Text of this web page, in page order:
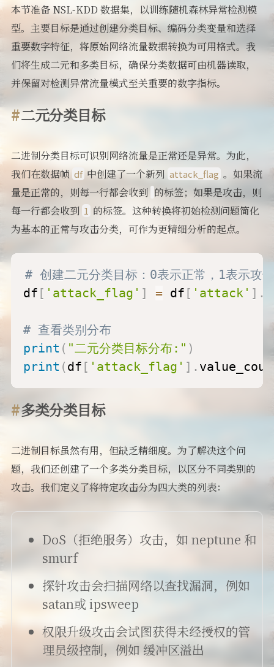
本节准备 NSL-KDD 数据集，以训练随机森林异常检测模
型。主要目标是通过创建分类目标、编码分类变量和选择
重要数字特征，将原始网络流量数据转换为可用格式。我
们将生成二元和多类目标，确保分类数据可由机器读取，
并保留对检测异常流量模式至关重要的数字指标。
二元分类目标
二进制分类目标可识别网络流量是正常还是异常。为此，
我们在数据帧df中创建了一个新列 attack_flag 。如果流
量是正常的，则每一行都会收到 的标签；如果是攻击，则
每一行都会收到 1 的标签。这种转换将初始检测问题简化
为基本的正常与攻击分类，可作为更精细分析的起点。
# 创建二元分类目标：0表示正常，1表示攻击
df [ 'attack_flag' ] = df [ 'attack' ] .
# 查看类别分布
print ( "二元分类目标分布:" )
print (df [ 'attack_flag' ] .
多类分类目标
二进制目标虽然有用，但缺乏精细度。为了解决这个问
题，我们还创建了一个多类分类目标，以区分不同类别的
攻击。我们定义了将特定攻击分为四大类的列表：
DoS（拒绝服务）攻击，如 neptune 和
smurf
探针攻击会扫描网络以查找漏洞，例如
satan或 ipsweep
权限升级攻击会试图获得未经授权的管
理员级控制，例如 缓冲区溢出